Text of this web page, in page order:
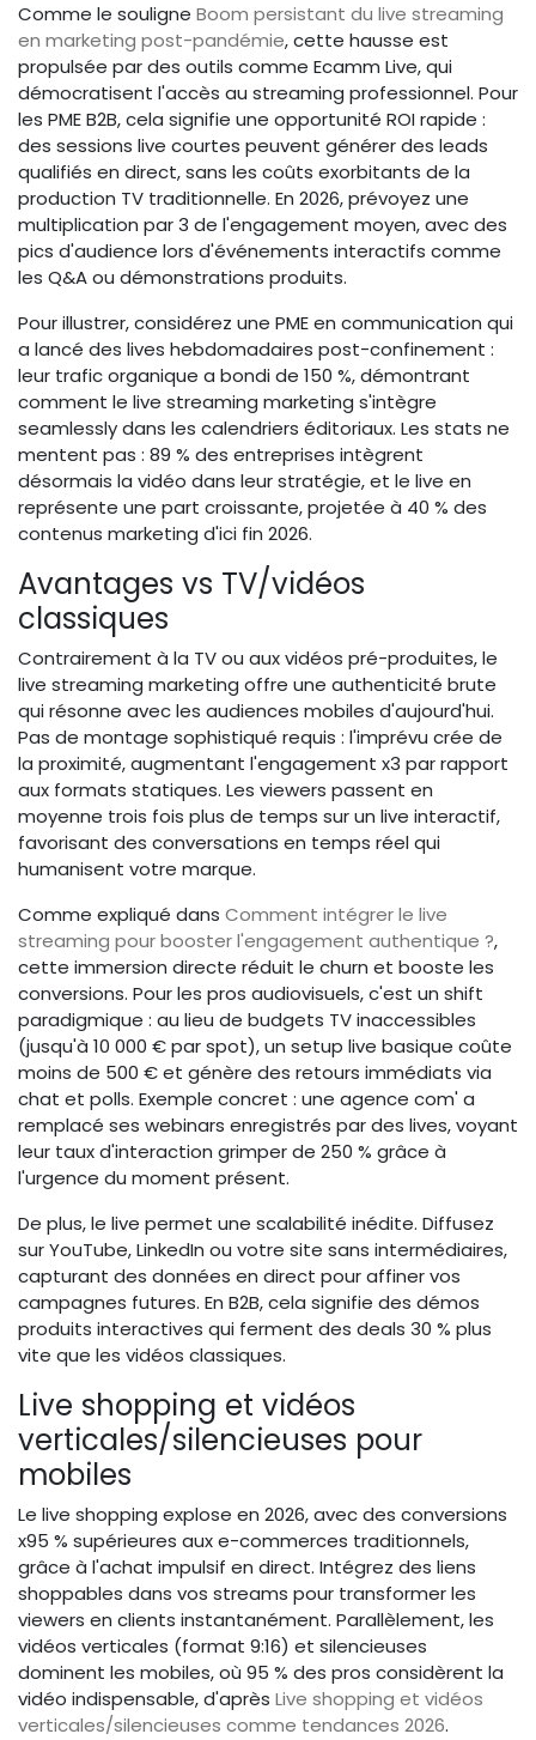
Comme le souligne Boom persistant du live streaming
en marketing post-pandémie, cette hausse est
propulsée par des outils comme Ecamm Live, qui
démocratisent l'accès au streaming professionnel. Pour
les PME B2B, cela signifie une opportunité ROI rapide :
des sessions live courtes peuvent générer des leads
qualifiés en direct, sans les coûts exorbitants de la
production TV traditionnelle. En 2026, prévoyez une
multiplication par 3 de l'engagement moyen, avec des
pics d'audience lors d'événements interactifs comme
les Q&A ou démonstrations produits.
Pour illustrer, considérez une PME en communication qui
a lancé des lives hebdomadaires post-confinement :
leur trafic organique a bondi de 150 %, démontrant
comment le live streaming marketing s'intègre
seamlessly dans les calendriers éditoriaux. Les stats ne
mentent pas : 89 % des entreprises intègrent
désormais la vidéo dans leur stratégie, et le live en
représente une part croissante, projetée à 40 % des
contenus marketing d'ici fin 2026.
Avantages vs TV/vidéos
classiques
Contrairement à la TV ou aux vidéos pré-produites, le
live streaming marketing offre une authenticité brute
qui résonne avec les audiences mobiles d'aujourd'hui.
Pas de montage sophistiqué requis : l'imprévu crée de
la proximité, augmentant l'engagement x3 par rapport
aux formats statiques. Les viewers passent en
moyenne trois fois plus de temps sur un live interactif,
favorisant des conversations en temps réel qui
humanisent votre marque.
Comme expliqué dans Comment intégrer le live
streaming pour booster l'engagement authentique ?,
cette immersion directe réduit le churn et booste les
conversions. Pour les pros audiovisuels, c'est un shift
paradigmique : au lieu de budgets TV inaccessibles
(jusqu'à 10 000 € par spot), un setup live basique coûte
moins de 500 € et génère des retours immédiats via
chat et polls. Exemple concret : une agence com' a
remplacé ses webinars enregistrés par des lives, voyant
leur taux d'interaction grimper de 250 % grâce à
l'urgence du moment présent.
De plus, le live permet une scalabilité inédite. Diffusez
sur YouTube, LinkedIn ou votre site sans intermédiaires,
capturant des données en direct pour affiner vos
campagnes futures. En B2B, cela signifie des démos
produits interactives qui ferment des deals 30 % plus
vite que les vidéos classiques.
Live shopping et vidéos
verticales/silencieuses pour
mobiles
Le live shopping explose en 2026, avec des conversions
x95 % supérieures aux e-commerces traditionnels,
grâce à l'achat impulsif en direct. Intégrez des liens
shoppables dans vos streams pour transformer les
viewers en clients instantanément. Parallèlement, les
vidéos verticales (format 9:16) et silencieuses
dominent les mobiles, où 95 % des pros considèrent la
vidéo indispensable, d'après Live shopping et vidéos
verticales/silencieuses comme tendances 2026.